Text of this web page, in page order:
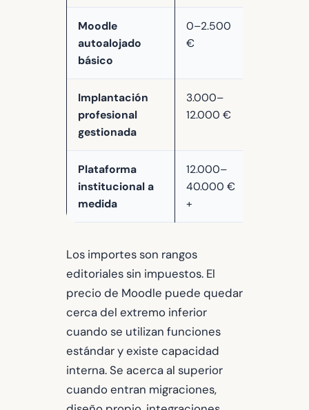
Moodle
autoalojado
básico
0–2.500
€
Implantación
profesional
gestionada
3.000–
12.000 €
Plataforma
institucional a
medida
12.000–
40.000 €
+
Los importes son rangos
editoriales sin impuestos. El
precio de Moodle puede quedar
cerca del extremo inferior
cuando se utilizan funciones
estándar y existe capacidad
interna. Se acerca al superior
cuando entran migraciones,